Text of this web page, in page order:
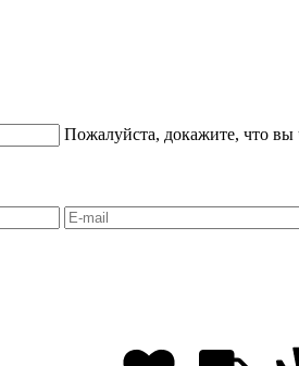
Пожалуйста, докажите, что вы